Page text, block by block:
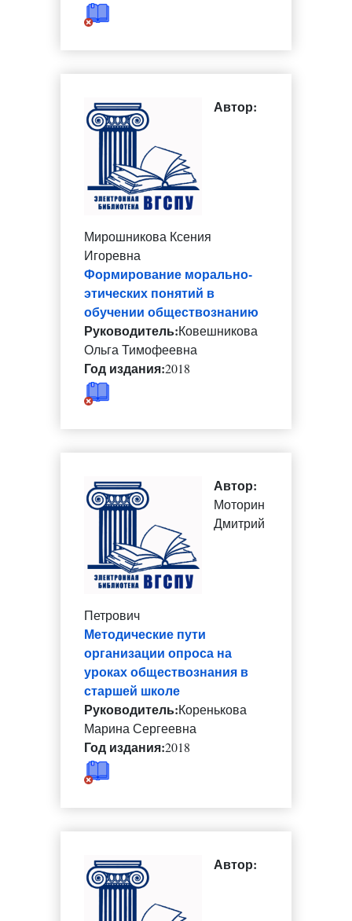
Автор:
Мирошникова Ксения
Игоревна
Формирование морально-
этических понятий в
обучении обществознанию
Руководитель:Ковешникова
Ольга Тимофеевна
Год издания:2018
Автор:
Моторин
Дмитрий
Петрович
Методические пути
организации опроса на
уроках обществознания в
старшей школе
Руководитель:Коренькова
Марина Сергеевна
Год издания:2018
Автор: